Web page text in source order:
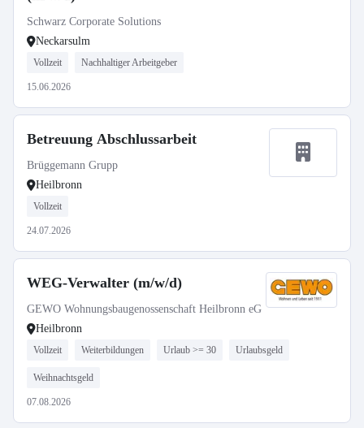
Schwarz Corporate Solutions
Neckarsulm
Vollzeit Nachhaltiger Arbeitgeber
15.06.2026
Betreuung Abschlussarbeit
Brüggemann Grupp
Heilbronn
Vollzeit
24.07.2026
WEG-Verwalter (m/w/d)
GEWO Wohnungsbaugenossenschaft Heilbronn eG
Heilbronn
Vollzeit Weiterbildungen Urlaub >= 30 Urlaubsgeld
Weihnachtsgeld
07.08.2026